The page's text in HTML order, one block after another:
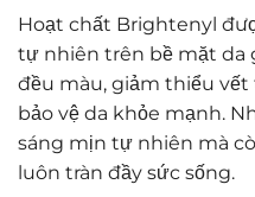
Hoạt chất Brightenyl
tự nhiên trên bề mặt da
đều màu, giảm thiểu
bảo vệ da khỏe mạnh.
sáng mịn tự nhiên mà
luôn tràn đầy sức sống.